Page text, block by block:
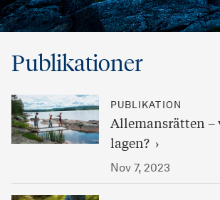
Publikationer
PUBLIKATION
Allemansrätten –
lagen?
Nov 7, 2023